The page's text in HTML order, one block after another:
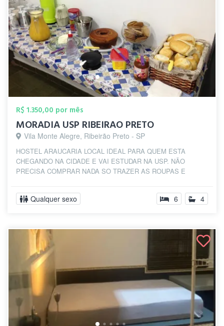
R$ 1.350,00 por mês
MORADIA USP RIBEIRAO PRETO
Vila Monte Alegre, Ribeirão Preto - SP
HOSTEL ARAUCARIA LOCAL IDEAL PARA QUEM ESTA
CHEGANDO NA CIDADE E VAI ESTUDAR NA USP. NÃO
PRECISA COMPRAR NADA SO TRAZER AS ROUPAS E
Qualquer sexo 6 4